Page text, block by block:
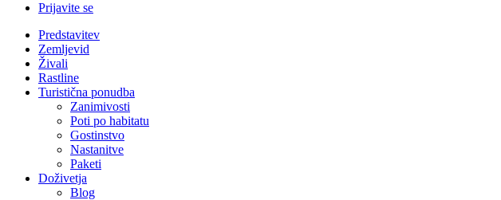
Prijavite se
Predstavitev
Zemljevid
Živali
Rastline
Turistična ponudba
Zanimivosti
Poti po habitatu
Gostinstvo
Nastanitve
Paketi
Doživetja
Blog